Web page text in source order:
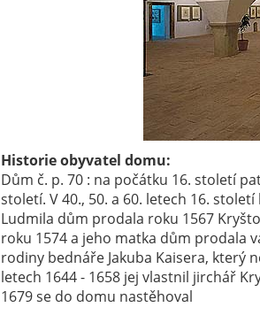
Historie obyvatel domu:
Dům č. p. 70 : na počátku 16. století
století. V 40., 50. a 60. letech 16.
Ludmila dům prodala roku 1567
roku 1574 a jeho matka dům prodala
rodiny bednáře Jakuba Kaisera, který
letech 1644 - 1658 jej vlastnil jirchář
1679 se do domu nastěhoval